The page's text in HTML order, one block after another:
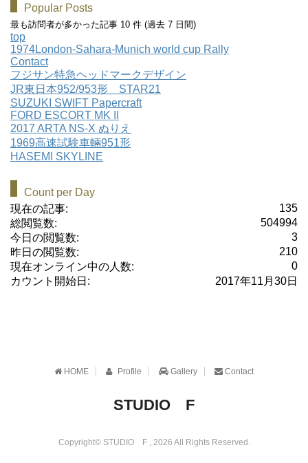
Popular Posts
最も訪問者が多かった記事 10 件 (過去 7 日間)
top
1974London-Sahara-Munich world cup Rally
Contact
フジサン特急ヘッドマークデザイン
JR東日本952/953形 STAR21
SUZUKI SWIFT Papercraft
FORD ESCORT MK II
2017 ARTA NS-X ぬりえ
1969高速試験車輛951形
HASEMI SKYLINE
Count per Day
135
現在の記事:
504994
総閲覧数:
3
今日の閲覧数:
210
昨日の閲覧数:
0
現在オンライン中の人数:
2017年11月30日
カウント開始日:
HOME Profile Gallery Contact
STUDIO F
Copyright© STUDIO F , 2026 All Rights Reserved.